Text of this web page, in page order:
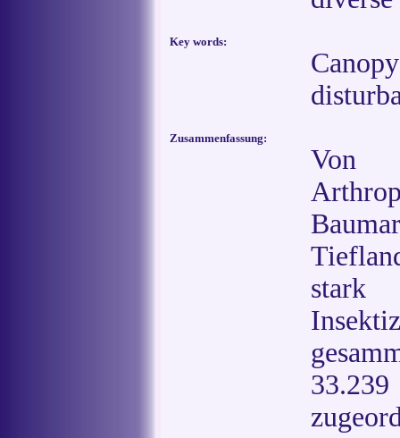
Key words:
Zusammenfassung:
Von
stark